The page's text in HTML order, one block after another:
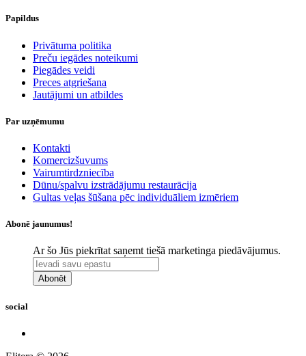
Papildus
​Privātuma politika
Preču iegādes noteikumi
Piegādes veidi
Preces atgriešana
Jautājumi un atbildes
Par uzņēmumu
Kontakti
Komercizšuvums
Vairumtirdzniecība
Dūnu/spalvu izstrādājumu restaurācija
Gultas veļas šūšana pēc individuāliem izmēriem
Abonē jaunumus!
Ar šo Jūs piekrītat saņemt tiešā marketinga piedāvājumus.
Abonēt
social